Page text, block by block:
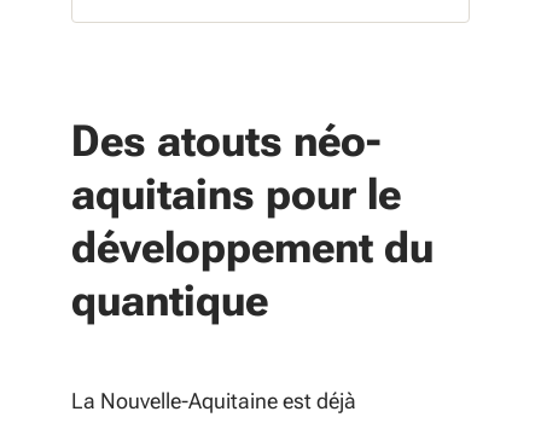
Des atouts néo-
aquitains pour le
développement du
quantique
La Nouvelle-Aquitaine est déjà